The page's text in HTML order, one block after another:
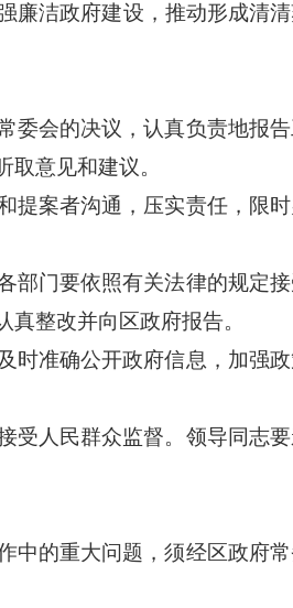
廉洁政府建设，推动形成清
委会的决议，认真负责地报
意见和建议。
提案者沟通，压实责任，限
部门要依照有关法律的规定
整改并向区政府报告。
时准确公开政府信息，加强
人民群众监督。领导同志要
中的重大问题，须经区政府